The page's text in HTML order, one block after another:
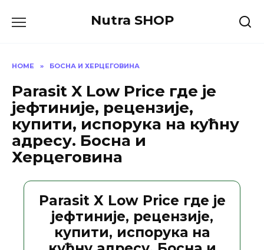
Nutra SHOP
HOME » БОСНА И ХЕРЦЕГОВИНА
Parasit X Low Price где је
јефтиније, рецензије,
купити, испорука на кућну
адресу. Босна и
Херцеговина
Parasit X Low Price где је
јефтиније, рецензије,
купити, испорука на